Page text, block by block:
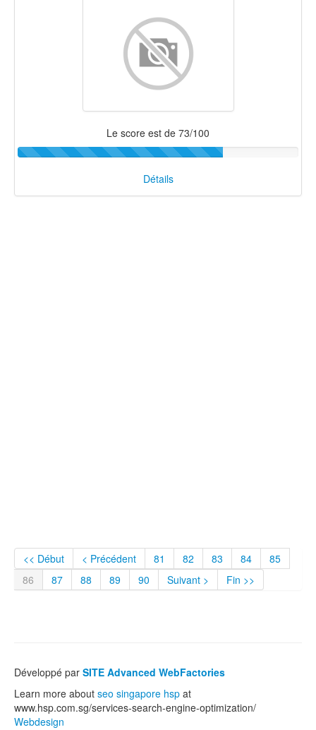
Le score est de 73/100
Détails
<< Début < Précédent 81 82 83 84
85
86
87 88 89 90 Suivant > Fin >>
Développé par SITE Advanced WebFactories
Learn more about seo singapore hsp at
www.hsp.com.sg/services-search-engine-optimization/
Webdesign